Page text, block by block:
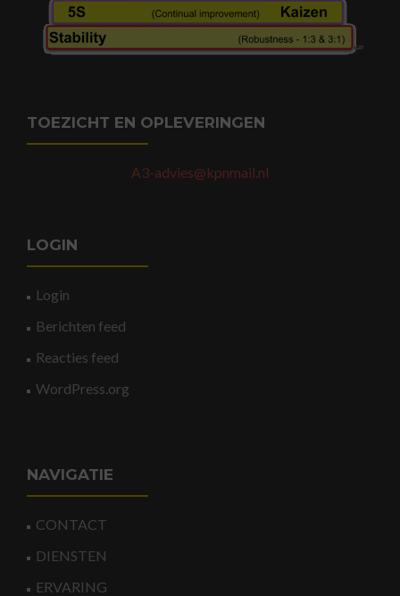
TOEZICHT EN OPLEVERINGEN
A3-advies@kpnmail.nl
LOGIN
Login
Berichten feed
Reacties feed
WordPress.org
NAVIGATIE
CONTACT
DIENSTEN
ERVARING